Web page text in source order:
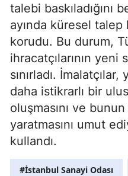
talebi baskıladığını
ayında küresel talep
korudu. Bu durum,
ihracatçılarının yeni
sınırladı. İmalatçılar,
daha istikrarlı bir
oluşmasını ve
yaratmasını umut
kullandı.
#İstanbul Sanayi Odası